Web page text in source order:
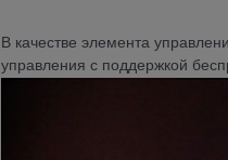
В качестве элемента
управления с поддержкой